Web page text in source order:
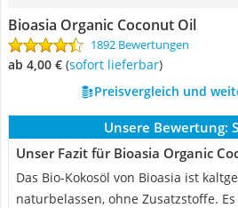
Bioasia Organic Coconut Oil
1892 Bewertungen
ab 4,00 € ( Sofort lieferbar)
Preisvergleich und
Unsere Bewertung:
Unser Fazit für Bioasia Organic
Das Bio-Kokosöl von Bioasia ist
naturbelassen, ohne Zusatzstoffe.